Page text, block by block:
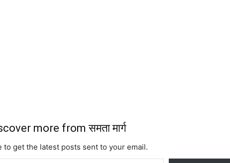
more from समता मार्ग
to get the latest posts sent to your email.